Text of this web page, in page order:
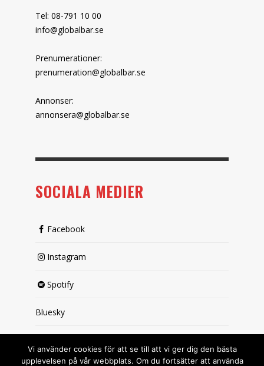
Tel: 08-791 10 00
info@globalbar.se
Prenumerationer:
prenumeration@globalbar.se
Annonser:
annonsera@globalbar.se
SOCIALA MEDIER
Facebook
Instagram
Spotify
Bluesky
Vi använder cookies för att se till att vi ger dig den bästa
upplevelsen på vår webbplats. Om du fortsätter att använda